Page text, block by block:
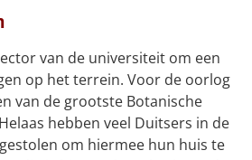
van de universiteit om een
op het terrein. Voor de oorlog
van de grootste Botanische
hebben veel Duitsers in de
om hiermee hun huis te